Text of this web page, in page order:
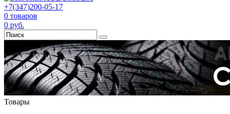
+7(347)200-05-17
0 товаров
0 руб.
Товары